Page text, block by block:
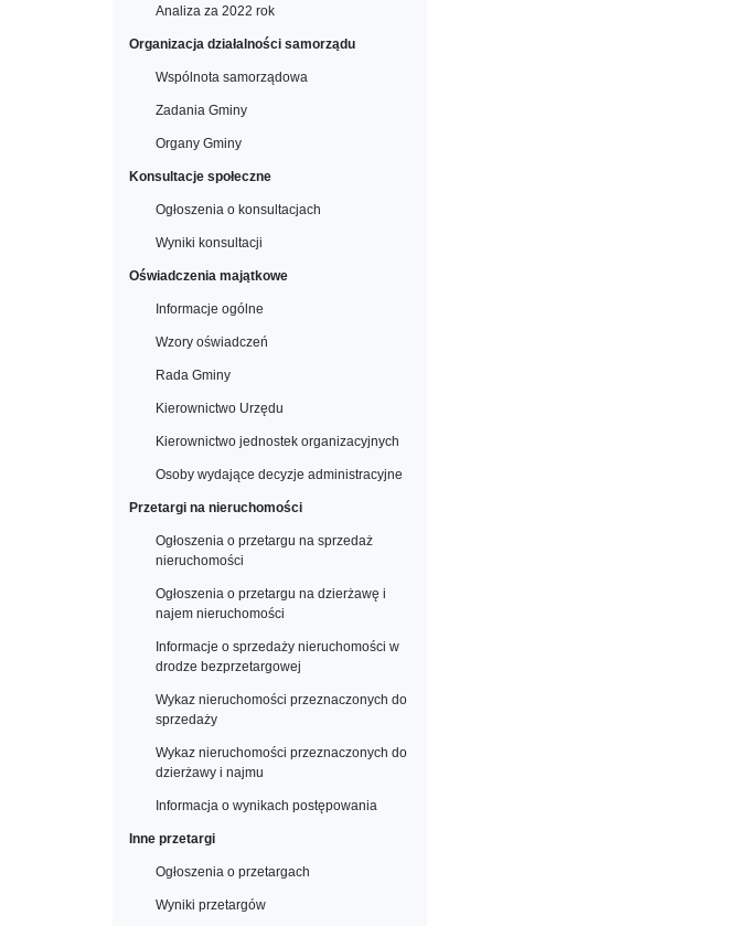
Analiza za 2022 rok
Organizacja działalności samorządu
Wspólnota samorządowa
Zadania Gminy
Organy Gminy
Konsultacje społeczne
Ogłoszenia o konsultacjach
Wyniki konsultacji
Oświadczenia majątkowe
Informacje ogólne
Wzory oświadczeń
Rada Gminy
Kierownictwo Urzędu
Kierownictwo jednostek organizacyjnych
Osoby wydające decyzje administracyjne
Przetargi na nieruchomości
Ogłoszenia o przetargu na sprzedaż
nieruchomości
Ogłoszenia o przetargu na dzierżawę i
najem nieruchomości
Informacje o sprzedaży nieruchomości w
drodze bezprzetargowej
Wykaz nieruchomości przeznaczonych do
sprzedaży
Wykaz nieruchomości przeznaczonych do
dzierżawy i najmu
Informacja o wynikach postępowania
Inne przetargi
Ogłoszenia o przetargach
Wyniki przetargów